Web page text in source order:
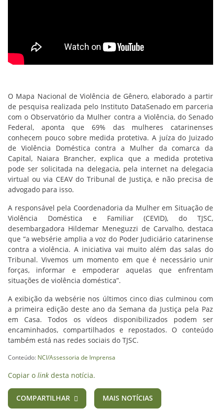
O Mapa Nacional de Violência de Gênero, elaborado a partir
de pesquisa realizada pelo Instituto DataSenado em parceria
com o Observatório da Mulher contra a Violência, do Senado
Federal, aponta que 69% das mulheres catarinenses
conhecem pouco sobre medida protetiva. A juíza do Juizado
de Violência Doméstica contra a Mulher da comarca da
Capital, Naiara Brancher, explica que a medida protetiva
pode ser solicitada na delegacia, pela internet na delegacia
virtual ou via CEAV do Tribunal de Justiça, e não precisa de
advogado para isso.
A responsável pela Coordenadoria da Mulher em Situação de
Violência Doméstica e Familiar (CEVID), do TJSC,
desembargadora Hildemar Meneguzzi de Carvalho, destaca
que “a websérie amplia a voz do Poder Judiciário catarinense
contra a violência. A iniciativa vai muito além das salas do
Tribunal. Vivemos um momento em que é necessário unir
forças, informar e empoderar aquelas que enfrentam
situações de violência doméstica”.
A exibição da websérie nos últimos cinco dias culminou com
a primeira edição deste ano da Semana da Justiça pela Paz
em Casa. Todos os vídeos disponibilizados podem ser
encaminhados, compartilhados e repostados. O conteúdo
também está nas redes sociais do TJSC.
Conteúdo: NCI/Assessoria de Imprensa
Copiar o link desta notícia.
COMPARTILHAR MAIS NOTÍCIAS